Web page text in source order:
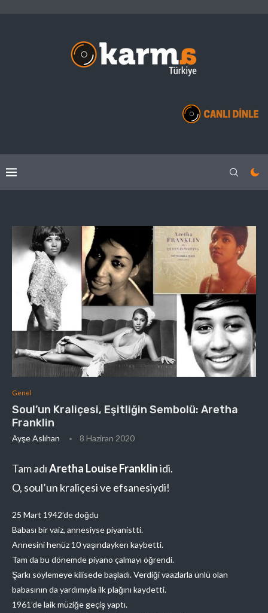
Genel
Soul’un Kraliçesi, Eşitliğin Sembolü: Aretha
Franklin
Ayşe Aslıhan 8 Haziran 2020
Tam adıAretha Louise Franklinidi.
O, soul’un kraliçesi ve efsanesiydi!
25 Mart 1942’de doğdu
Babası bir vaiz, annesiyse piyanistti.
Annesini henüz 10 yaşındayken kaybetti.
Tam da bu dönemde piyano çalmayı öğrendi.
Şarkı söylemeye kilisede başladı. Verdiği vaazlarla ünlü olan
babasının da yardımıyla ilk plağını kaydetti.
1961’de laik müziğe geçiş yaptı.